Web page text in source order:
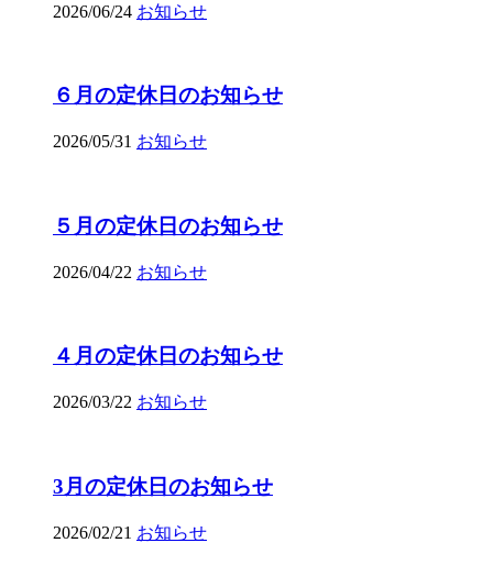
2026/06/24 お知らせ
６月の定休日のお知らせ
2026/05/31 お知らせ
５月の定休日のお知らせ
2026/04/22 お知らせ
４月の定休日のお知らせ
2026/03/22 お知らせ
3月の定休日のお知らせ
2026/02/21 お知らせ